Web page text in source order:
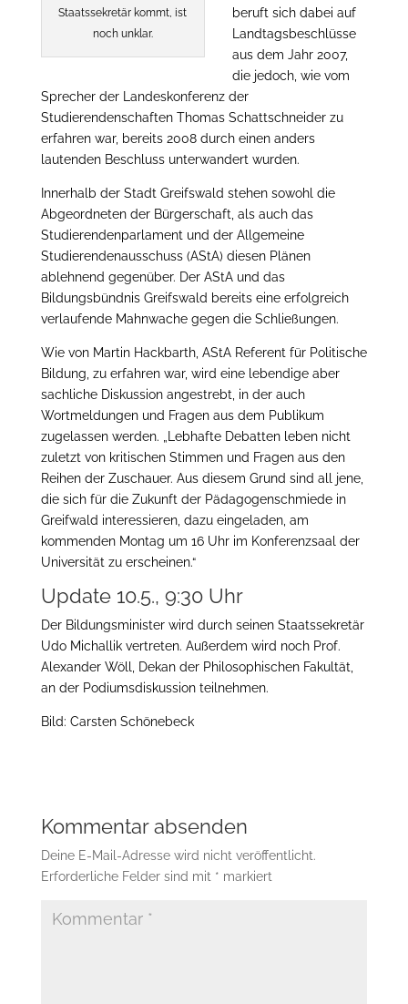
Staatssekretär kommt, ist
noch unklar.
beruft sich dabei auf
Landtagsbeschlüsse
aus dem Jahr 2007,
die jedoch, wie vom
Sprecher der Landeskonferenz der
Studierendenschaften Thomas Schattschneider zu
erfahren war, bereits 2008 durch einen anders
lautenden Beschluss unterwandert wurden.
Innerhalb der Stadt Greifswald stehen sowohl die
Abgeordneten der Bürgerschaft, als auch das
Studierendenparlament und der Allgemeine
Studierendenausschuss (AStA) diesen Plänen
ablehnend gegenüber. Der AStA und das
Bildungsbündnis Greifswald bereits eine erfolgreich
verlaufende Mahnwache gegen die Schließungen.
Wie von Martin Hackbarth, AStA Referent für Politische
Bildung, zu erfahren war, wird eine lebendige aber
sachliche Diskussion angestrebt, in der auch
Wortmeldungen und Fragen aus dem Publikum
zugelassen werden. „Lebhafte Debatten leben nicht
zuletzt von kritischen Stimmen und Fragen aus den
Reihen der Zuschauer. Aus diesem Grund sind all jene,
die sich für die Zukunft der Pädagogenschmiede in
Greifwald interessieren, dazu eingeladen, am
kommenden Montag um 16 Uhr im Konferenzsaal der
Universität zu erscheinen.“
Update 10.5., 9:30 Uhr
Der Bildungsminister wird durch seinen Staatssekretär
Udo Michallik vertreten. Außerdem wird noch Prof.
Alexander Wöll, Dekan der Philosophischen Fakultät,
an der Podiumsdiskussion teilnehmen.
Bild: Carsten Schönebeck
Kommentar absenden
Deine E-Mail-Adresse wird nicht veröffentlicht.
Erforderliche Felder sind mit * markiert